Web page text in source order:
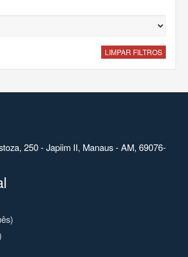
LIMPAR FILTROS
250 - Japiim II, Manaus - AM, 69076-